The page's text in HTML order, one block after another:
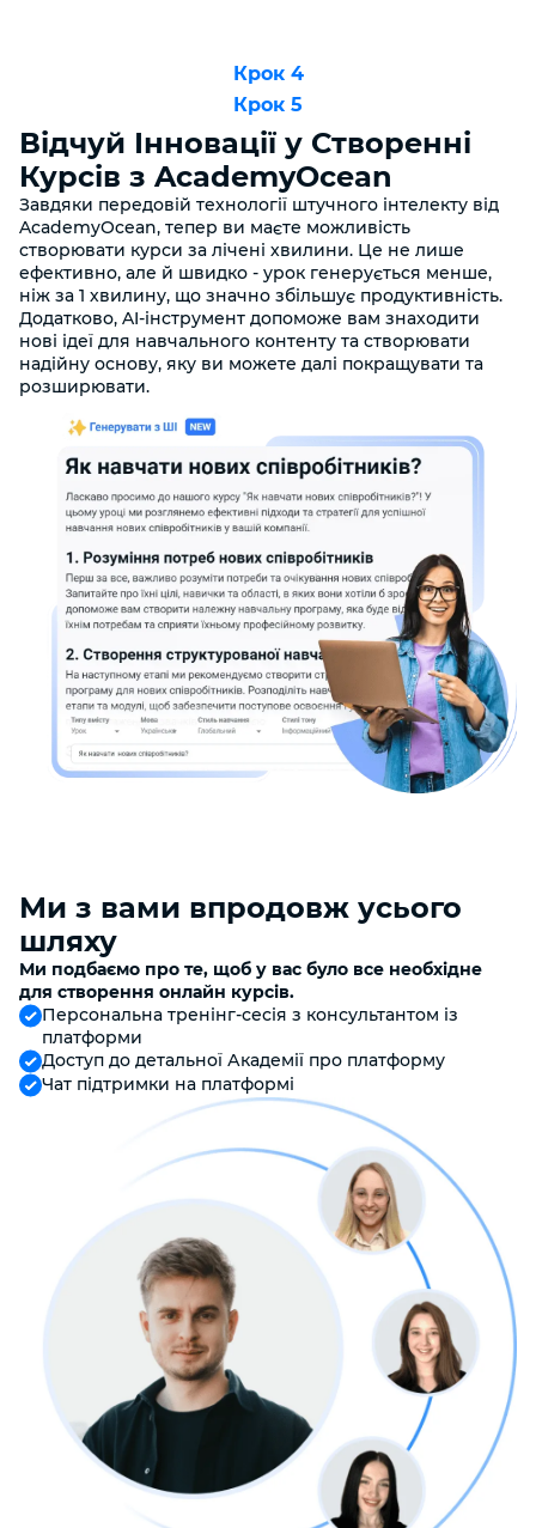
Крок 4
Крок 5
Відчуй Інновації у Створенні
Курсів з AcademyOcean
Завдяки передовій технології штучного інтелекту від
AcademyOcean, тепер ви маєте можливість
створювати курси за лічені хвилини. Це не лише
ефективно, але й швидко - урок генерується менше,
ніж за 1 хвилину, що значно збільшує продуктивність.
Додатково, AI-інструмент допоможе вам знаходити
нові ідеї для навчального контенту та створювати
надійну основу, яку ви можете далі покращувати та
розширювати.
Ми з вами впродовж усього
шляху
Ми подбаємо про те, щоб у вас було все необхідне
для створення онлайн курсів.
Персональна тренінг-сесія з консультантом із
платформи
Доступ до детальної Академії про платформу
Чат підтримки на платформі